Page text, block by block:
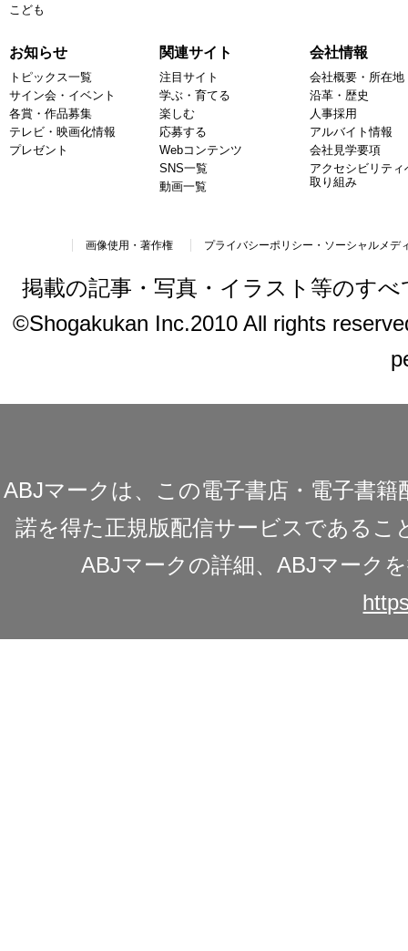
こども
お知らせ
トピックス一覧
サイン会・イベント
各賞・作品募集
テレビ・映画化情報
プレゼント
関連サイト
注目サイト
学ぶ・育てる
楽しむ
応募する
Webコンテンツ
SNS一覧
動画一覧
会社情報
会社概要・所在地
沿革・歴史
人事採用
アルバイト情報
会社見学要項
アクセシビリティ
取り組み
画像使用・著作権 プライバシーポリシー・ソーシャルメデ
掲載の記事・写真・イラスト等のす
©Shogakukan Inc.2010 All rights
ABJマークは、この電子書店・電子書
諾を得た正規版配信サービスであるこ
ABJマークの詳細、ABJマーク